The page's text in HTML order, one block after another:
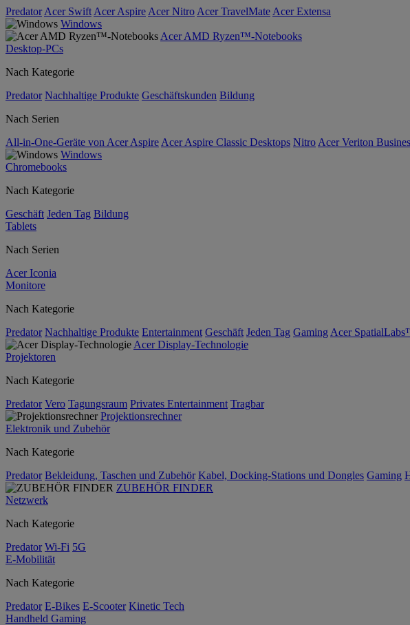
Predator Acer Swift Acer Aspire Acer Nitro Acer TravelMate Acer Extensa
Windows
Acer AMD Ryzen™-Notebooks
Desktop-PCs
Nach Kategorie
Predator Nachhaltige Produkte Geschäftskunden Bildung
Nach Serien
All-in-One-Geräte von Acer Aspire Acer Aspire Classic Desktops Nitro Acer Veriton
Windows
Chromebooks
Nach Kategorie
Geschäft Jeden Tag Bildung
Tablets
Nach Serien
Acer Iconia
Monitore
Nach Kategorie
Predator Nachhaltige Produkte Entertainment Geschäft Jeden Tag Gaming Acer
Acer Display-Technologie
Projektoren
Nach Kategorie
Predator Vero Tagungsraum Privates Entertainment Tragbar
Projektionsrechner
Elektronik und Zubehör
Nach Kategorie
Predator Bekleidung, Taschen und Zubehör Kabel, Docking-Stations und Dongles Gaming
ZUBEHÖR FINDER
Netzwerk
Nach Kategorie
Predator Wi-Fi 5G
E-Mobilität
Nach Kategorie
Predator E-Bikes E-Scooter Kinetic Tech
Handheld Gaming